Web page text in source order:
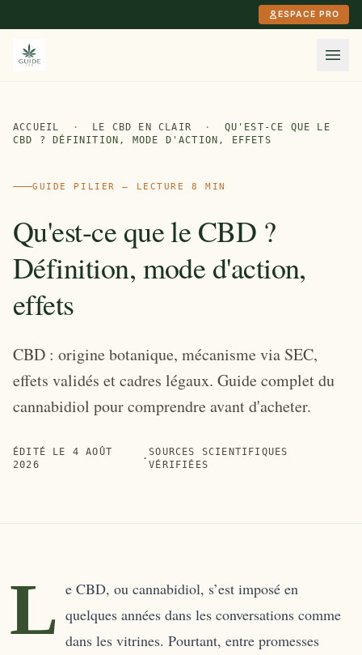
ESPACE PRO
ACCUEIL · LE CBD EN CLAIR ·
QU'EST-CE QUE LE
CBD ? DÉFINITION, MODE D'ACTION, EFFETS
GUIDE PILIER — LECTURE 8 MIN
Qu'est-ce que le CBD ?
Définition, mode d'action,
effets
CBD : origine botanique, mécanisme via SEC,
effets validés et cadres légaux. Guide complet du
cannabidiol pour comprendre avant d'acheter.
ÉDITÉ LE 4 AOÛT
2026
·
SOURCES SCIENTIFIQUES
VÉRIFIÉES
L e CBD, ou cannabidiol, s’est imposé en
quelques années dans les conversations comme
dans les vitrines. Pourtant, entre promesses